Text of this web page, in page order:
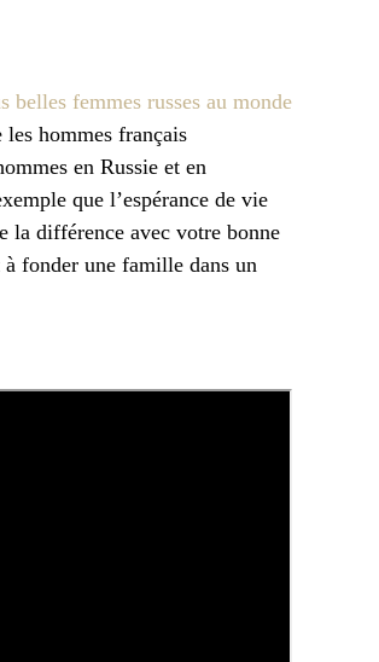
belles femmes russes au monde
les hommes français
en Russie et en
que l’espérance de vie
la différence avec votre bonne
fonder une famille dans un